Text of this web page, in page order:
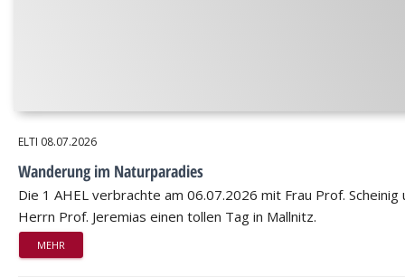
ELTI 08.07.2026
Wanderung im Naturparadies
Die 1 AHEL verbrachte am 06.07.2026 mit Frau Prof. Scheinig
Herrn Prof. Jeremias einen tollen Tag in Mallnitz.
MEHR